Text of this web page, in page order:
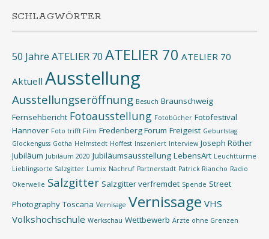
SCHLAGWÖRTER
50 Jahre ATELIER 70 ATELIER 70 ATELIER 70
Aktuell Ausstellung
Ausstellungseröffnung Besuch Braunschweig
Fernsehbericht Fotoausstellung Fotobücher Fotofestival
Hannover Foto trifft Film Fredenberg Forum Freigeist Geburtstag
Glockenguss Gotha Helmstedt Hoffest Inszeniert Interview Joseph Röther
Jubiläum Jubiläum 2020 Jubiläumsausstellung LebensArt Leuchttürme
Lieblingsorte Salzgitter Lumix Nachruf Partnerstadt Patrick Riancho Radio
Okerwelle Salzgitter Salzgitter verfremdet Spende Street
Photography Toscana Vernisage Vernissage VHS
Volkshochschule Werkschau Wettbewerb Ärzte ohne Grenzen